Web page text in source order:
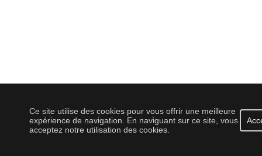
Ce site utilise des cookies pour vous offrir une meilleure
expérience de navigation. En naviguant sur ce site, vous
acceptez notre utilisation des cookies.